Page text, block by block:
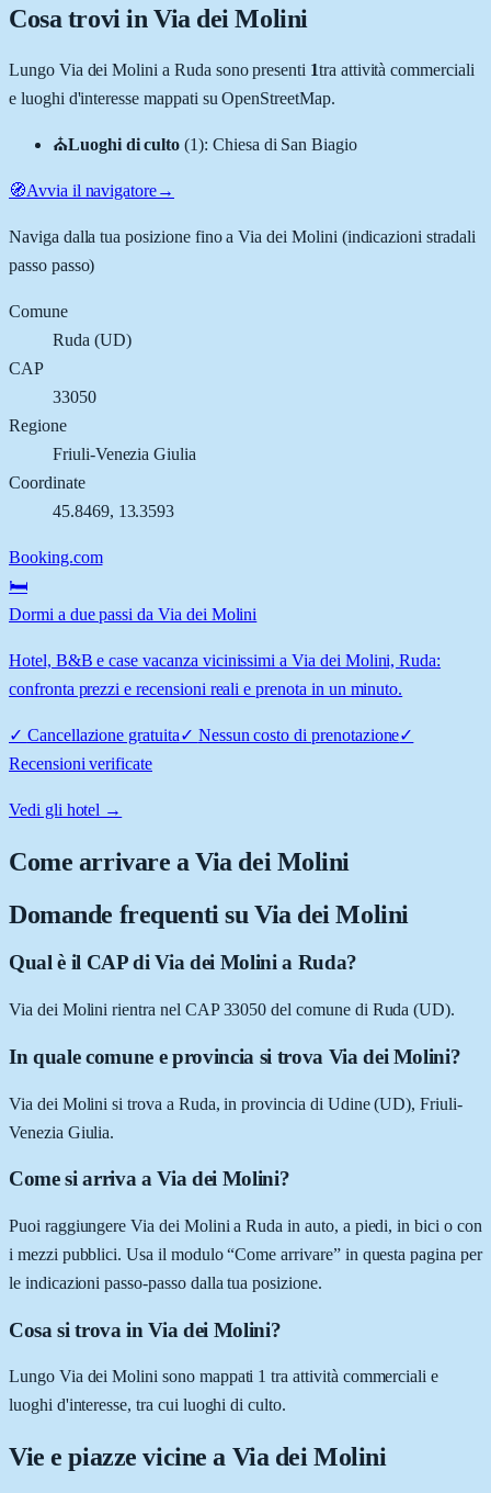
Cosa trovi in Via dei Molini
Lungo Via dei Molini a Ruda sono presenti 1tra attività commerciali
e luoghi d'interesse mappati su OpenStreetMap.
⛪Luoghi di culto (1): Chiesa di San Biagio
🧭Avvia il navigatore→
Naviga dalla tua posizione fino aVia dei Molini (indicazioni stradali
passo passo)
Comune
Ruda (UD)
CAP
33050
Regione
Friuli-Venezia Giulia
Coordinate
45.8469, 13.3593
Booking.com
🛏️
Dormi a due passi da Via dei Molini
Hotel, B&B e case vacanza vicinissimi a Via dei Molini, Ruda:
confronta prezzi e recensioni reali e prenota in un minuto.
✓ Cancellazione gratuita✓ Nessun costo di prenotazione✓
Recensioni verificate
Vedi gli hotel →
Come arrivare aVia dei Molini
Domande frequenti su Via dei Molini
Qual è il CAP di Via dei Molini a Ruda?
Via dei Molini rientra nel CAP 33050 del comune di Ruda (UD).
In quale comune e provincia si trova Via dei Molini?
Via dei Molini si trova a Ruda, in provincia di Udine (UD), Friuli-
Venezia Giulia.
Come si arriva a Via dei Molini?
Puoi raggiungere Via dei Molini a Ruda in auto, a piedi, in bici o con
i mezzi pubblici. Usa il modulo “Come arrivare” in questa pagina per
le indicazioni passo-passo dalla tua posizione.
Cosa si trova in Via dei Molini?
Lungo Via dei Molini sono mappati 1 tra attività commerciali e
luoghi d'interesse, tra cui luoghi di culto.
Vie e piazze vicine a Via dei Molini